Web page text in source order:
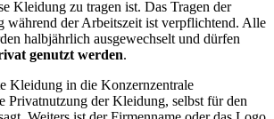
Kleidung zu tragen ist. Das Tragen der
während der Arbeitszeit ist verpflichtend. Alle
halbjährlich ausgewechselt und dürfen
genutzt werden.
Kleidung in die Konzernzentrale
Privatnutzung der Kleidung, selbst für den